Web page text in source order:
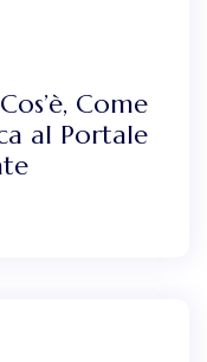
Come
al Portale